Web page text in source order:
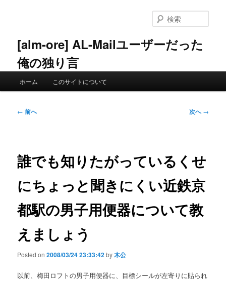
ン
へ
[alm-ore] AL-Mailユーザーだった
俺の独り言
索
ホーム このサイトについて
投
ゲ
ー
ョ
ン
← 前へ 次へ→
誰でも知りたがっているくせ
にちょっと聞きにくい近鉄京
都駅の男子用便器について教
えましょう
Posted on2008/03/24 23:33:42by木公
以前、梅田ロフトの男子用便器に、目標シールが左寄りに貼られ